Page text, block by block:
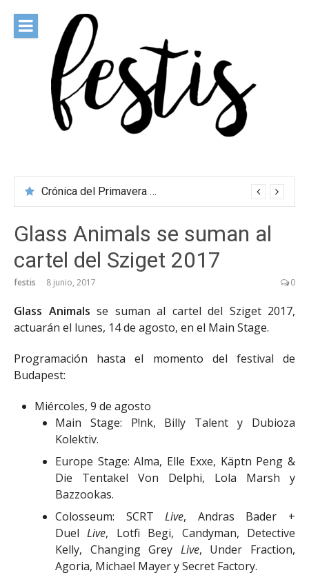
contenido
Crónica del Primavera Sound Porto 2026
Glass Animals se suman al
cartel del Sziget 2017
festis 8 junio, 2017 0
Glass Animals se suman al cartel del Sziget 2017,
actuarán el lunes, 14 de agosto, en el Main Stage.
Programación hasta el momento del festival de
Budapest:
Miércoles, 9 de agosto
Main Stage: P!nk, Billy Talent y Dubioza
Kolektiv.
Europe Stage: Alma, Elle Exxe, Käptn Peng &
Die Tentakel Von Delphi, Lola Marsh y
Bazzookas.
Colosseum: SCRTLive, Andras Bader +
DuelLive, Lotfi Begi, Candyman, Detective
Kelly, Changing Grey Live, Under Fraction,
Agoria, Michael Mayer y Secret Factory.